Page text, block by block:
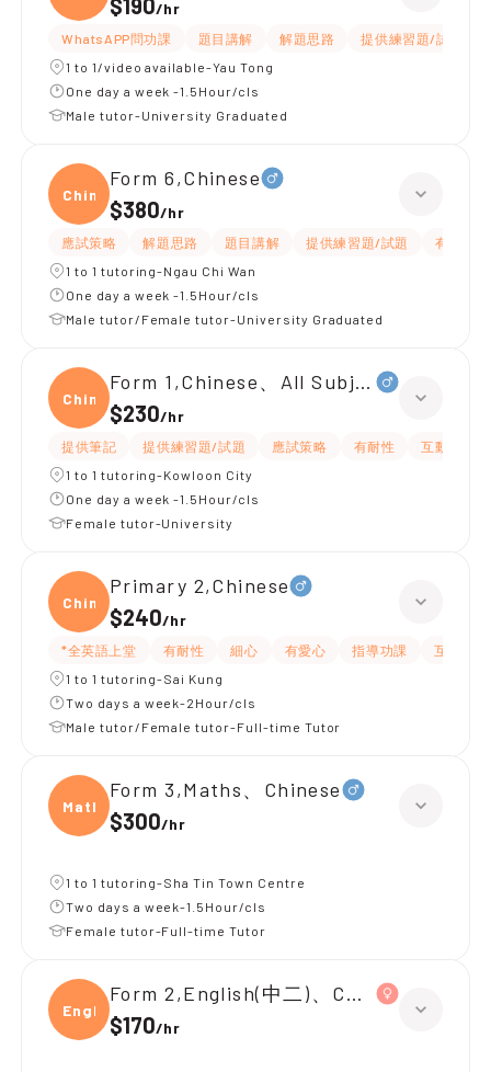
$190/hr
WhatsAPP問功課 題目講解 解題思路 提供練習題/試題
1 to 1/video available-Yau Tong
One day a week -1.5Hour/cls
Male tutor-University Graduated
Chine
Form 6,Chinese
$380/hr
應試策略 解題思路 題目講解 提供練習題/試題
有耐性
1 to 1 tutoring-Ngau Chi Wan
One day a week -1.5Hour/cls
Male tutor/Female tutor-University Graduated
Chine
Form 1,Chinese、All Subjects
$230/hr
提供筆記 提供練習題/試題 應試策略 有耐性
互動教學
1 to 1 tutoring-Kowloon City
One day a week -1.5Hour/cls
Female tutor-University
Chine
Primary 2,Chinese
$240/hr
*全英語上堂 有耐性 細心 有愛心 指導功課
互動教學
1 to 1 tutoring-Sai Kung
Two days a week-2Hour/cls
Male tutor/Female tutor-Full-time Tutor
Maths
Form 3,Maths、Chinese
$300/hr
1 to 1 tutoring-Sha Tin Town Centre
Two days a week-1.5Hour/cls
Female tutor-Full-time Tutor
Engli
Form 2,English(中二)、Chinese(中二)
$170/hr